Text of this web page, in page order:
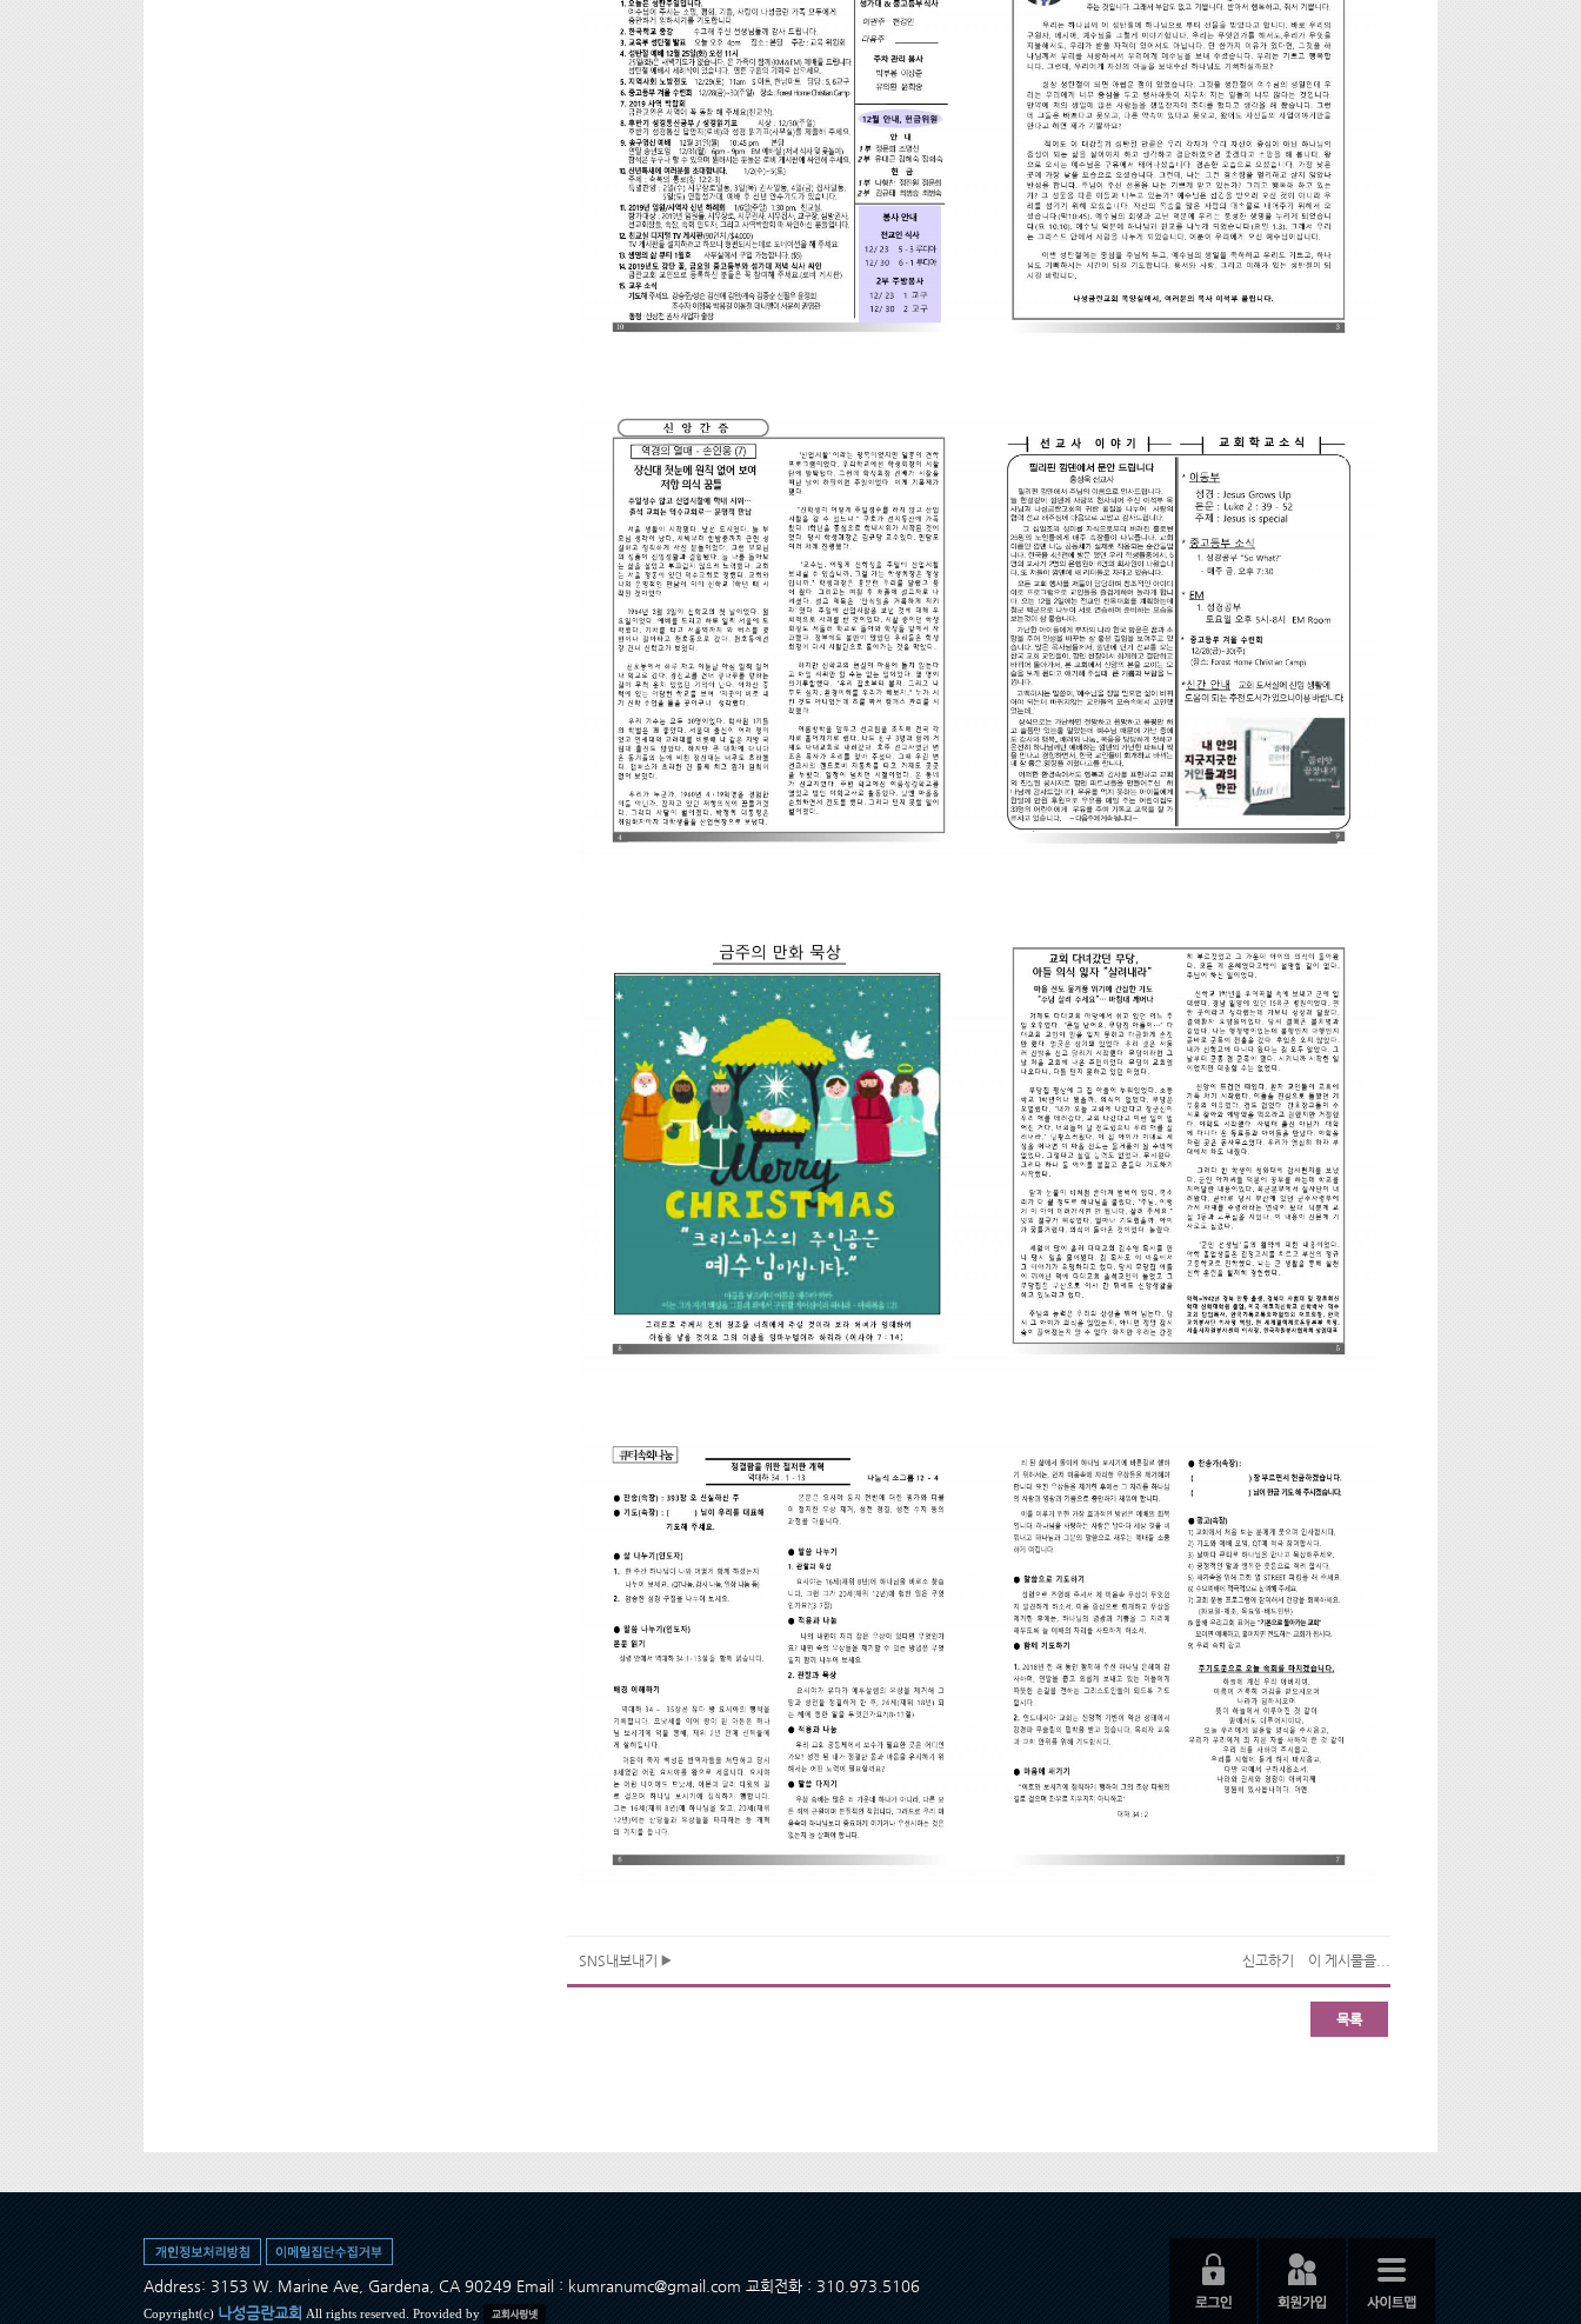
SNS내보내기 신고하기 이 게시물을...
목록
Address: 3153 W. Marine Ave, Gardena, CA 90249 Email : kumranumc@gmail.com 교회전화 : 310.973.5106
Copyright(c) 나성금란교회 All rights reserved. Provided by